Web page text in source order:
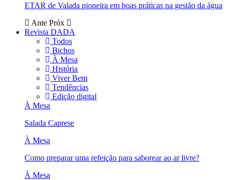
ETAR de Valada pioneira em boas práticas na gestão da água
Ante Próx
Revista DADA
Todos
Bichos
À Mesa
História
Viver Bem
Tendências
Edição digital
À Mesa
Salada Caprese
À Mesa
Como preparar uma refeição para saborear ao ar livre?
À Mesa